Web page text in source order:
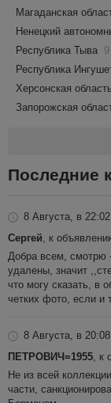
Магаданская
Ненецкий
Республика Тыва 9
Республика
Херсонская область
Запорожская
Последние
8 Августа, в 22:02
Сергей, к
Добра всем, смотрю
удалены, значит
что могу сказать, в
четких фото, если и
8 Августа, в 20:08
ПЕТРОВИЧ=1955, к
Не из всей
части,